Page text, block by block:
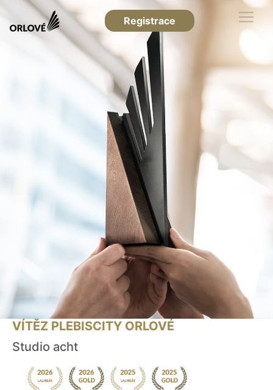
Registrace
VÍTĚZ PLEBISCITY ORLOVÉ
Studio acht